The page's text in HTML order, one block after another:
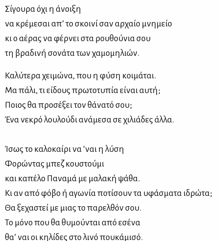
Σί­γου­ρα όχι η άνοι­ξη
να κρέ­με­σαι απ’ το σκοι­νί σαν αρ­χαίο μνη­μείο
κι ο αέ­ρας να φέρ­νει στα ρου­θού­νια σου
τη βρα­δι­νή σο­νά­τα των χα­μο­μη­λιών.
Κα­λύ­τε­ρα χει­μώ­να, που η φύ­ση κοι­μά­ται.
Μα πά­λι, τι εί­δους πρω­το­τυ­πία εί­ναι αυ­τή;
Ποιος θα προ­σέ­ξει τον θά­να­τό σου;
Ένα νε­κρό λου­λού­δι ανά­με­σα σε χι­λιά­δες άλ­λα.
Ίσως το κα­λο­καί­ρι να ‘ναι η λύ­ση
Φο­ρώ­ντας μπεζ κου­στού­μι
και κα­πέ­λο Πα­να­μά με μα­λα­κή ψά­θα.
Κι αν από φό­βο ή αγω­νία πο­τί­σουν τα υφά­σμα­τα ιδρώ­τα;
Θα ξε­χα­στεί με μιας το πα­ρελ­θόν σου.
Το μό­νο που θα θυ­μού­νται από εσέ­να
θα’ ναι οι κη­λί­δες στο λι­νό που­κά­μι­σό.